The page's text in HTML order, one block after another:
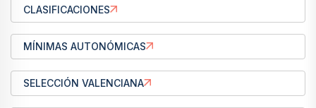
CLASIFICACIONES
MÍNIMAS AUTONÓMICAS
SELECCIÓN VALENCIANA